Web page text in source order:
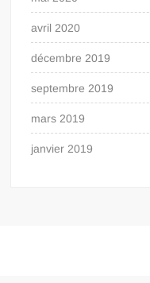
avril 2020
décembre 2019
septembre 2019
mars 2019
janvier 2019